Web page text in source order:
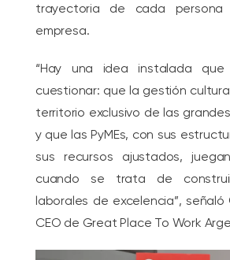
trayectoria de cada
empresa.
“Hay una idea instalada
cuestionar: que la gestión
territorio exclusivo de las
y que las PyMEs, con sus
sus recursos ajustados,
cuando se trata de
laborales de excelencia”, señaló
CEO de Great Place To Work